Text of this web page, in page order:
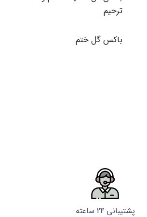
ترحیم
باکس گل ختم
پشتیبانی 24 ساعته